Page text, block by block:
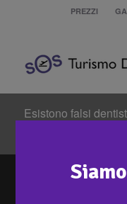
PREZZI
Esistono falsi